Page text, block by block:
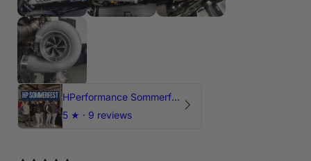
HPerformance Sommerfest 2026
5 ★ · 9 reviews